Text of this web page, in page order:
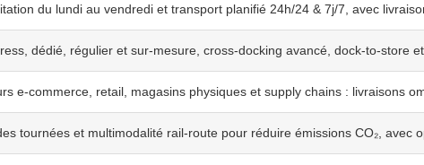
du lundi au vendredi et transport planifié 24h/24 & 7j/7, avec
dédié, régulier et sur-mesure, cross-docking avancé, dock-to-store
e-commerce, retail, magasins physiques et supply chains : livraisons
tournées et multimodalité rail-route pour réduire émissions CO₂, avec